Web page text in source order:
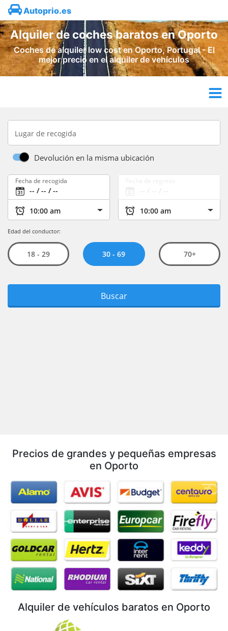
Autoprio.es
Alquiler de coches baratos en Oporto
Coches de alquiler low cost en Oporto, Portugal - El
mejor precio en el alquiler de vehículos
Precios de grandes y pequeñas empresas
en Oporto
Alquiler de vehículos baratos en Oporto